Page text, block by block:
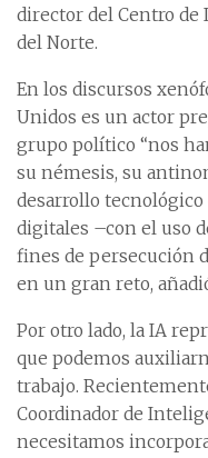
director del Centro
del Norte.
En los discursos
Unidos es un actor
grupo político “nos
su némesis, su
desarrollo
digitales –con el uso
fines de persecución
en un gran reto,
Por otro lado, la IA
que podemos
trabajo.
Coordinador de
necesitamos